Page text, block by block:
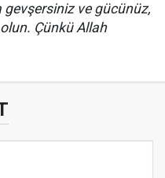
ve gücünüz,
Çünkü Allah